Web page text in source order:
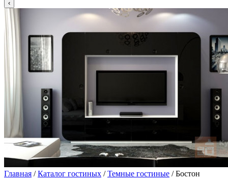
Главная /Каталог гостиных /Темные гостиные / Бостон